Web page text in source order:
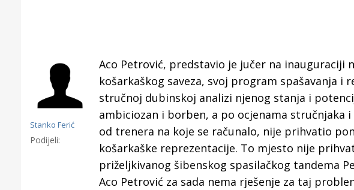
Stanko Ferić
Podijeli:
Aco Petrović, predstavio je jučer na
košarkaškog saveza, svoj program spašavanja
stručnoj dubinskoj analizi njenog stanja i
ambiciozan i borben, a po ocjenama stručnjaka
od trenera na koje se računalo, nije prihvatio
košarkaške reprezentacije. To mjesto nije
priželjkivanog šibenskog spasilačkog tandema
Aco Petrović za sada nema rješenje za taj
Šibenik spreman za dolazak
električnih autobusa: izgrađeno
12 punionica na kolodvoru
OD NAJVIŠEG DO
NAJPOZNATIJEG: Pet
koje otkrivaju različitost
rijeke Krke